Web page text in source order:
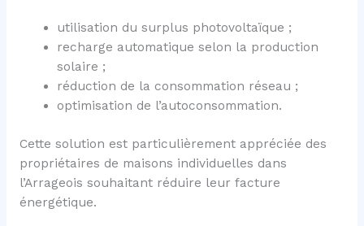
utilisation du surplus photovoltaïque ;
recharge automatique selon la production
solaire ;
réduction de la consommation réseau ;
optimisation de l’autoconsommation.
Cette solution est particulièrement appréciée des
propriétaires de maisons individuelles dans
l’Arrageois souhaitant réduire leur facture
énergétique.